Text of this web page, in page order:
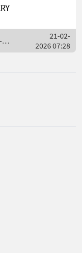
(DE)
21-02-
2026 07:28